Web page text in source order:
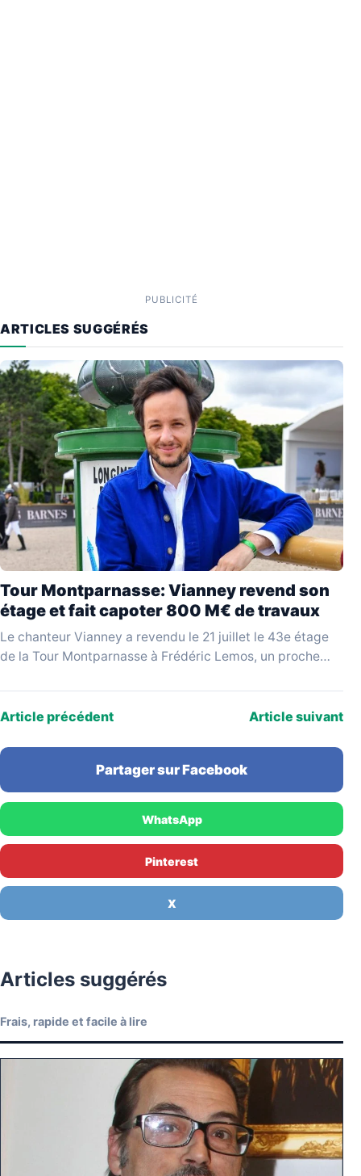
PUBLICITÉ
ARTICLES SUGGÉRÉS
Tour Montparnasse: Vianney revend son
étage et fait capoter 800 M€ de travaux
Le chanteur Vianney a revendu le 21 juillet le 43e étage
de la Tour Montparnasse à Frédéric Lemos, un proche
Article précédent Article suivant
Partager sur Facebook
WhatsApp
Pinterest
X
Articles suggérés
Frais, rapide et facile à lire